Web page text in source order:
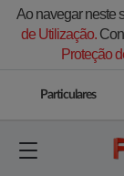
Ao navegar neste
de Utilização.
Proteção
Particulares